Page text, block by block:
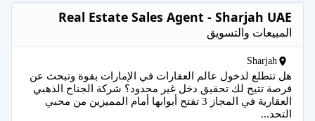
Real Estate Sales Agent - Sharjah UAE
المبيعات والتسويق
Sharjah
هل تتطلع لدخول عالم العقارات في الإمارات بقوة وتبحث عن
فرصة تتيح لك تحقيق دخل غير محدود؟ شركة الجناح الذهبي
العقارية في المجاز 3 تفتح أبوابها أمام المميزين من محبي
التحد...